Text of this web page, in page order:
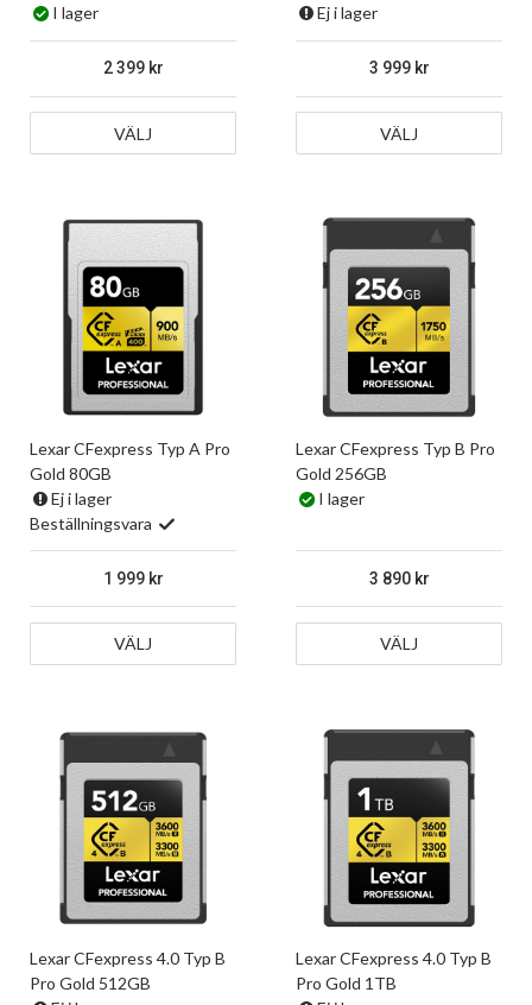
I lager
2 399
VÄLJ
Ej i lager
3 999
VÄLJ
Lexar CFexpress Typ A Pro
Gold 80GB
Ej i lager
Beställningsvara
1 999
VÄLJ
Lexar CFexpress Typ B Pro
Gold 256GB
I lager
3 890
VÄLJ
Lexar CFexpress 4.0 Typ B
Pro Gold 512GB
Lexar CFexpress 4.0 Typ B
Pro Gold 1TB